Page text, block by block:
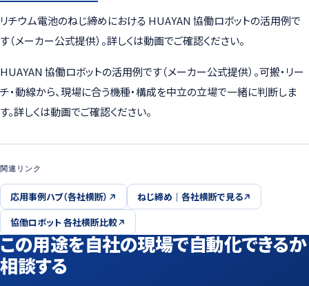
リチウム電池のねじ締めにおける HUAYAN 協働ロボットの活用例で
す（メーカー公式提供）。詳しくは動画でご確認ください。
HUAYAN 協働ロボットの活用例です（メーカー公式提供）。可搬・リー
チ・動線から、現場に合う機種・構成を中立の立場で一緒に判断しま
す。詳しくは動画でご確認ください。
関連リンク
応用事例ハブ（各社横断）
ねじ締め｜各社横断で見る
協働ロボット 各社横断比較
この用途を自社の現場で自動化できるか
相談する